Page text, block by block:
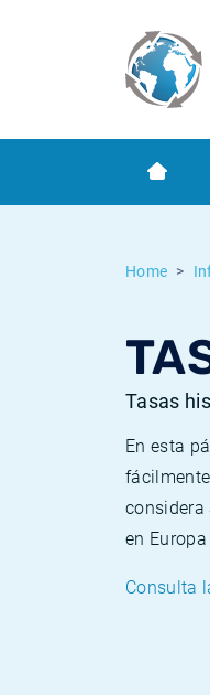
Home
Tasas
En esta
considera
en
Consulta
Term SOFR
¿Qué es la inflación IPC?
¿Qué es la inflación IPCA?
Inflación Mexicano - IPC
Euribor - histórico
ESTER - histórico
Calculadora de inflación